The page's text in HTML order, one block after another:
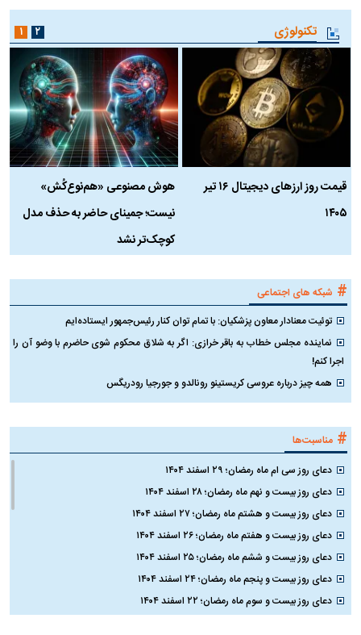
تکنولوژی
قیمت روز ارز‌های دیجیتال ۱۶ تیر
۱۴۰۵
هوش مصنوعی «هم‌نوع‌کُش»
نیست؛ جمینای حاضر به حذف مدل
کوچک‌تر نشد
۱ ۲
# شبکه های اجتماعی
توئیت معنادار معاون پزشکیان: با تمام توان کنار رئیس‌جمهور ایستاده‌ایم
نماینده مجلس خطاب به باقر خرازی: اگر به شلاق محکوم شوی حاضرم با وضو آن را
اجرا کنم!
همه چیز درباره عروسی کریستینو رونالدو و جورجیا رودریگس
# مناسبت‌ها
دعای روز سی ام ماه رمضان؛ ۲۹ اسفند ۱۴۰۴
دعای روز بیست و نهم ماه رمضان؛ ۲۸ اسفند ۱۴۰۴
دعای روز بیست و هشتم ماه رمضان؛ ۲۷ اسفند ۱۴۰۴
دعای روز بیست و هفتم ماه رمضان؛ ۲۶ اسفند ۱۴۰۴
دعای روز بیست و ششم ماه رمضان؛ ۲۵ اسفند ۱۴۰۴
دعای روز بیست و پنجم ماه رمضان؛ ۲۴ اسفند ۱۴۰۴
دعای روز بیست و سوم ماه رمضان؛ ۲۲ اسفند ۱۴۰۴